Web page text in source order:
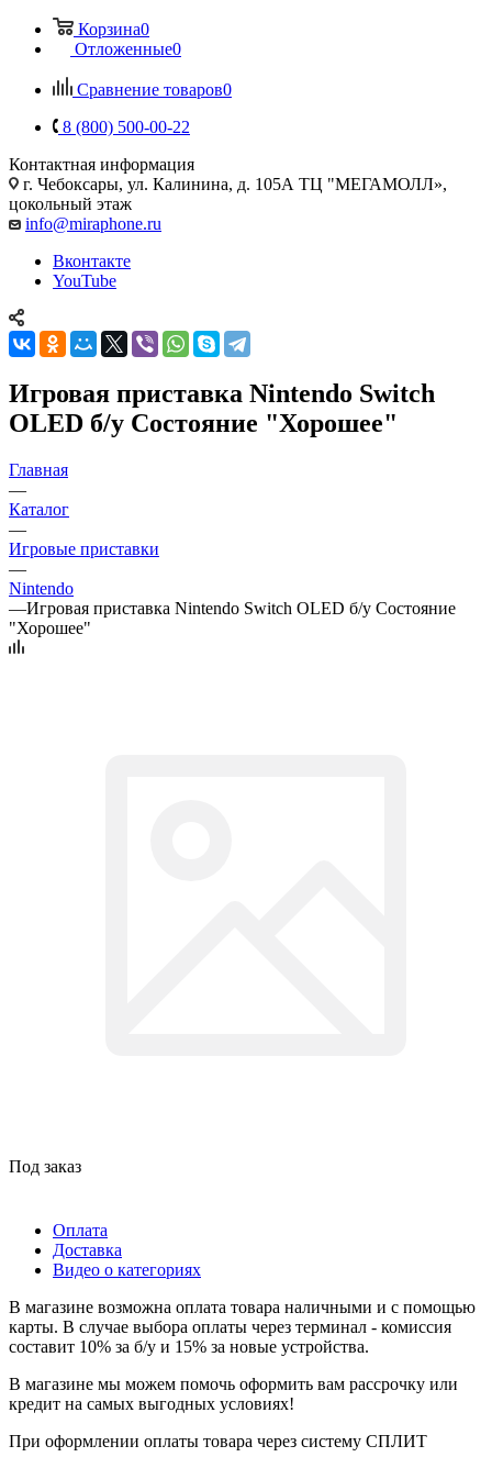
Корзина0
Отложенные0
Сравнение товаров0
8 (800) 500-00-22
Контактная информация
г. Чебоксары, ул. Калинина, д. 105А ТЦ "МЕГАМОЛЛ»,
цокольный этаж
info@miraphone.ru
Вконтакте
YouTube
Игровая приставка Nintendo Switch
OLED б/у Состояние "Хорошее"
Главная
—
Каталог
—
Игровые приставки
—
Nintendo
—Игровая приставка Nintendo Switch OLED б/у Состояние
"Хорошее"
Под заказ
Оплата
Доставка
Видео о категориях
В магазине возможна оплата товара наличными и с помощью
карты. В случае выбора оплаты через терминал - комиссия
составит 10% за б/у и 15% за новые устройства.
В магазине мы можем помочь оформить вам рассрочку или
кредит на самых выгодных условиях!
При оформлении оплаты товара через систему СПЛИТ